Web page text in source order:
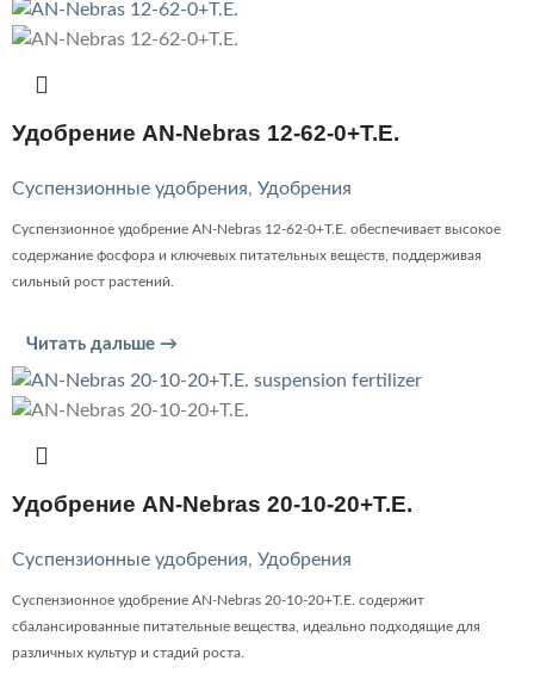
Удобрение AN-Nebras 12-62-0+T.E.
Суспензионные удобрения, Удобрения
Суспензионное удобрение AN-Nebras 12-62-0+T.E. обеспечивает высокое
содержание фосфора и ключевых питательных веществ, поддерживая
сильный рост растений.
Читать дальше →
Удобрение AN-Nebras 20-10-20+T.E.
Суспензионные удобрения, Удобрения
Суспензионное удобрение AN-Nebras 20-10-20+T.E. содержит
сбалансированные питательные вещества, идеально подходящие для
различных культур и стадий роста.